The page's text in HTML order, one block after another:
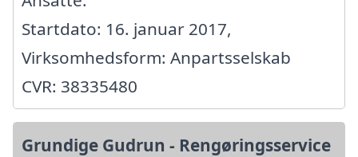
Startdato: 16. januar 2017,
Virksomhedsform: Anpartsselskab
CVR: 38335480
Grundige Gudrun - Rengøringsservice